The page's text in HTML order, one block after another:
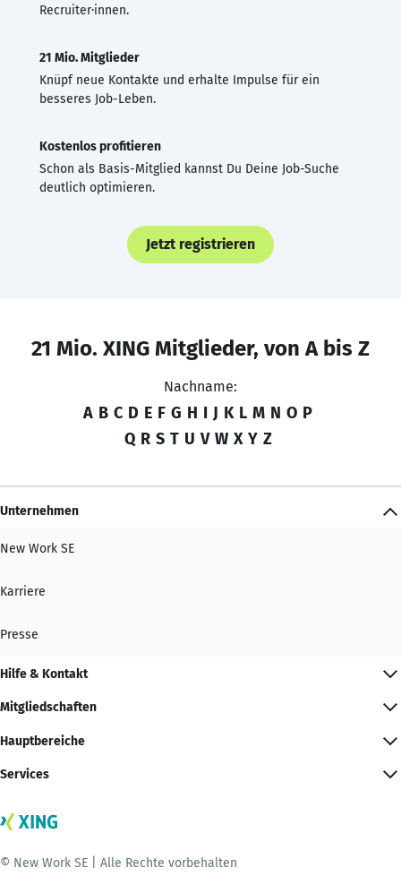
Recruiter·innen.
21 Mio. Mitglieder
Knüpf neue Kontakte und erhalte Impulse für ein
besseres Job-Leben.
Kostenlos profitieren
Schon als Basis-Mitglied kannst Du Deine Job-Suche
deutlich optimieren.
Jetzt registrieren
21 Mio. XING Mitglieder, von A bis Z
Nachname:
A B C D E F G H I J K L M N O P
Q R S T U V W X Y Z
Unternehmen
New Work SE
Karriere
Presse
Hilfe & Kontakt
Mitgliedschaften
Hauptbereiche
Services
© New Work SE | Alle Rechte vorbehalten